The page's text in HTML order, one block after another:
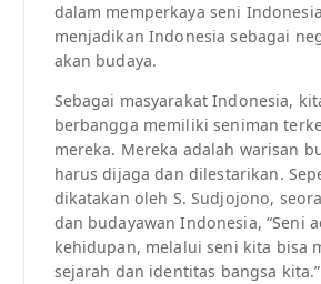
dalam memperkaya seni
menjadikan Indonesia sebagai
akan budaya.
Sebagai masyarakat Indonesia,
berbangga memiliki seniman
mereka. Mereka adalah warisan
harus dijaga dan dilestarikan.
dikatakan oleh S. Sudjojono,
dan budayawan Indonesia, “Seni
kehidupan, melalui seni kita bisa
sejarah dan identitas bangsa kita.”